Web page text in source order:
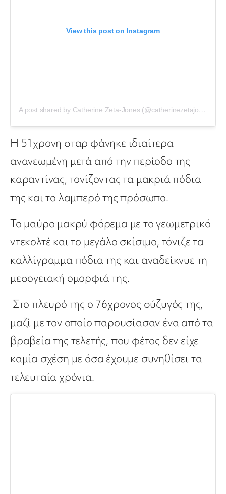
View this post on Instagram
A post shared by Catherine Zeta-Jones (@catherinezetajones)
Η 51χρονη σταρ φάνηκε ιδιαίτερα
ανανεωμένη μετά από την περίοδο της
καραντίνας, τονίζοντας τα μακριά πόδια
της και το λαμπερό της πρόσωπο.
Το μαύρο μακρύ φόρεμα με το γεωμετρικό
ντεκολτέ και το μεγάλο σκίσιμο, τόνιζε τα
καλλίγραμμα πόδια της και αναδείκνυε τη
μεσογειακή ομορφιά της.
Στο πλευρό της ο 76χρονος σύζυγός της,
μαζί με τον οποίο παρουσίασαν ένα από τα
βραβεία της τελετής, που φέτος δεν είχε
καμία σχέση με όσα έχουμε συνηθίσει τα
τελευταία χρόνια.